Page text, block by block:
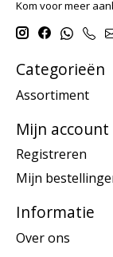
Kom voor meer
Categorieën
Assortiment
Mijn account
Registreren
Mijn
Informatie
Over ons